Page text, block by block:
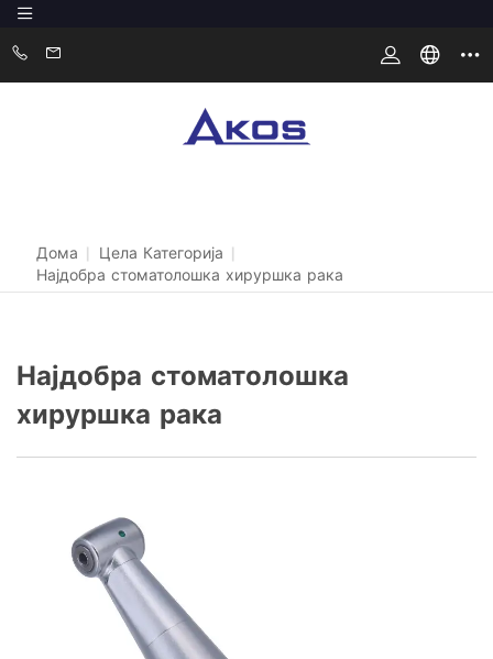
Дома Цела Категорија
Најдобра стоматолошка хируршка рака
Најдобра стоматолошка
хируршка рака